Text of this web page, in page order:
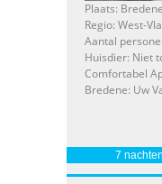
Plaats: Bredene
Regio: West-
Aantal
Huisdier: Niet
Comfortabel
Bredene: Uw
7